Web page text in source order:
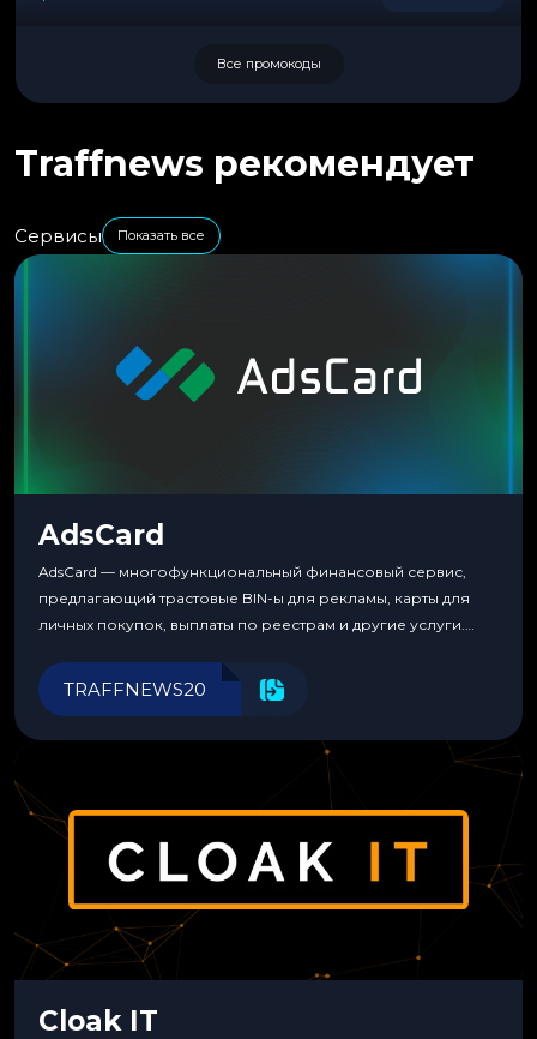
Все промокоды
Traffnews рекомендует
Сервисы Показать все
AdsCard
AdsCard — многофункциональный финансовый сервис,
предлагающий трастовые BIN-ы для рекламы, карты для
личных покупок, выплаты по реестрам и другие услуги.
инструменты для управления финансами.
TRAFFNEWS20
Cloak IT